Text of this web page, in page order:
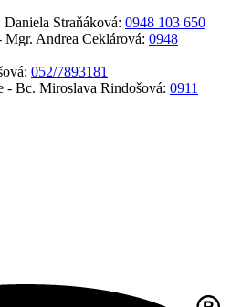
Straňáková: 0948 103 650
Andrea Ceklárová: 0948
052/7893181
- Bc. Miroslava Rindošová: 0911